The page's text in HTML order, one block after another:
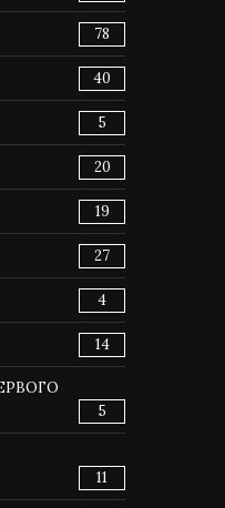
78
40
5
20
19
27
4
14
5
11